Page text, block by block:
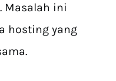
Masalah ini
hosting yang